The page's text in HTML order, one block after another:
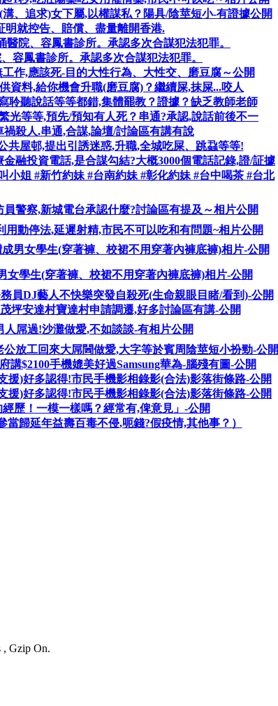
、追求)女下屬,以權謀私？陽具/陰莖短小-有證據公開
明就控告、賠償、盡量離開香港.
院、容鳳書診所。承認多次合謀犯法犯罪。
容鳳書診所。承認多次合謀犯法犯罪。
作,應該死-目的大性行為、大性交、磨豆腐～公開
資料,給你機會升職(磨豆腐)？繼續屎,抹屎...咬人
聆聽說話等等都錯,集體罷教？證據？缺乏教師老師
光等等,預先/預知有人死？串通?承認,說話前後不一
禍殺人.串通,合謀,論壇/討論區有講有說
共屋邨,提出引誘迷惑,升職,全城吃屎、跳蝨等等!
融投資電話,是合謀勾結?大概3000個電話記錄,證/証據
姐 #新竹約妹 #台南約妹 #彰化約妹 #台中喝茶 #台北
警察,新城電台承認什麼?討論區有提及～相片公開
動停法,延遲射精,市民不可以吃和有問題~相片公開
男女學生(穿著褲、校裙不用穿著內褲底褲)相片-公開
學生(穿著褲、校裙不用穿著內褲底褲)相片-公開
員DJ藝人不快樂突發自殺死(生命親眼目睹/看到)-公開
坪安達村寶達村申請調遷,好多討論區有講-公開
屌過!沙灘做愛,不如談談-有相片公開
放工回來大屌閪做愛,大字等於賓周陰莖短小扮勁-公開
講$2100手機媲美好過Samsung華為-腦殘有圖-公開
)好多認得!市民手機影相錄影(合法)影落街條路-公開
)好多認得!市民手機影相錄影(合法)影落街條路-公開
歷！一模一樣嗎？經常有,俾意見」-公開
歸延年益壽百毒不侵,呃錢?假疫情,其他事？）
, Gzip On.